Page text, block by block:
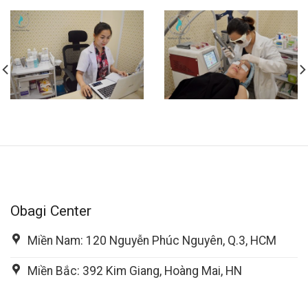
Obagi Center
Miền Nam: 120 Nguyễn Phúc Nguyên, Q.3, HCM
Miền Bắc: 392 Kim Giang, Hoàng Mai, HN